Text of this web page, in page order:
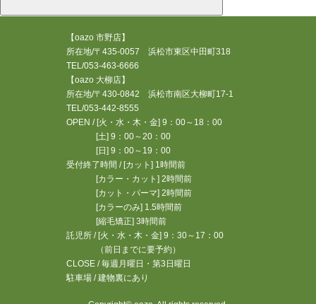
【oazo 市野店】
所在地/〒435-0057 浜松市東区中田町318
TEL/053-463-6666
【oazo 大柳店】
所在地/〒430-0842 浜松市南区大柳町17-1
TEL/053-442-8555
OPEN / [火・水・木・金] 9：00～18：00
[土] 9：00～20：00
[日] 9：00～19：00
受付終了時間 / [カット] 1時間前
[カラー・カット] 2時間前
[カット・パーマ] 2時間前
[カラーのみ] 1.5時間前
[縮毛矯正] 3時間前
託児所 / [火・水・木・金] 9：30～17：00
（前日までに要予約）
CLOSE / 毎週月曜日・第3日曜日
駐車場 / 建物裏にあり